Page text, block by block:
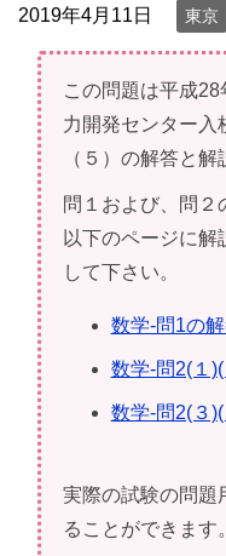
2019年4月11日 東京
この問題は平成
力開発センター入
（５）の解答と解
問１および、問２
以下のページに解
して下さい。
数学-問1の
数学-問2(１
数学-問2(３
実際の試験の問題
ることができます。